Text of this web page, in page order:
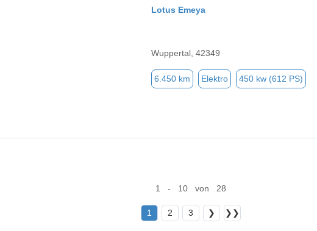
Lotus Emeya
Wuppertal, 42349
6.450 km Elektro 450 kw (612 PS)
1 - 10 von 28
1 2 3 ❯ ❯❯